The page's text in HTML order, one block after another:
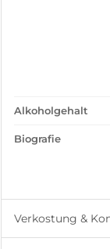
Alkoholgehalt
Biografie
Verkostung &